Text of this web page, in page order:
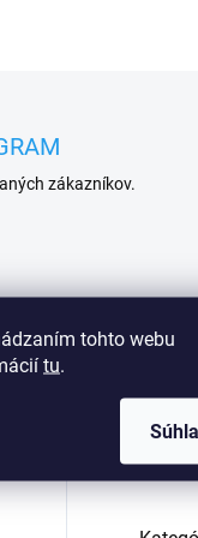
tohto webu
tu.
zákazníkov.